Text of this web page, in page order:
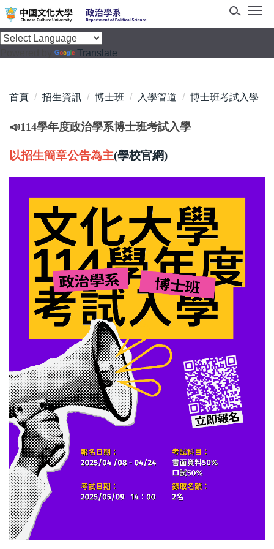
跳
到
主
區
Translate
首頁 招生資訊 博士班 入學管道 博士班考試入學
📣114學年度政治學系博士班考試入學
以招生簡章公告為主(學校官網)